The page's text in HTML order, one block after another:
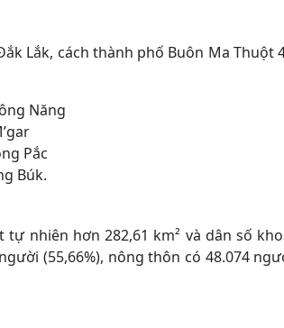
Lắk, cách thành phố Buôn Ma Thuột
Năng
Pắc
Búk.
nhiên hơn 282,61 km² và dân số
(55,66%), nông thôn có 48.074